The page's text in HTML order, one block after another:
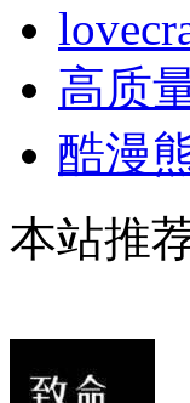
高质
酷漫
本站推